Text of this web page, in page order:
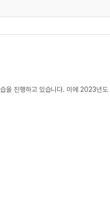
을 진행하고 있습니다. 이에 2023년